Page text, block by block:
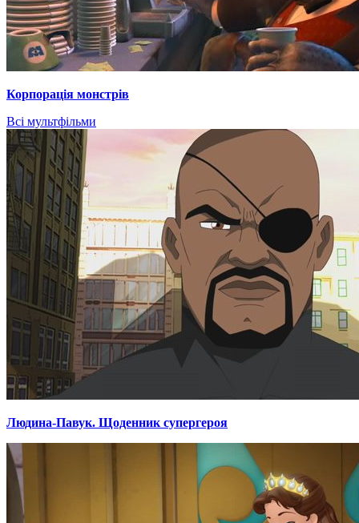
Корпорація монстрів
Всі мультфільми
Людина-Павук. Щоденник супергероя